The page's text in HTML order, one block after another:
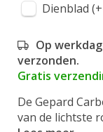
Dienblad
Op
verzonden.
Gratis
De Gepard
van de lichtste